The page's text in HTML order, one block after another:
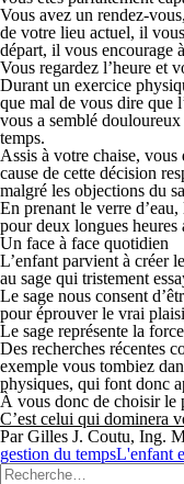
Vous avez un rendez-
de votre lieu actuel, il
départ, il vous encourage
Vous regardez l’heure et
Durant un exercice
que mal de vous dire que
vous a semblé
temps.
Assis à votre chaise, vous
cause de cette décision
malgré les objections du
En prenant le verre
pour deux longues heures
Un face à face quotidien
L’enfant parvient à créer
au sage qui tristement
Le sage nous consent
pour éprouver le vrai
Le sage représente la
Des recherches récentes
exemple vous tombiez
physiques, qui font donc
À vous donc de choisir le
C’est celui qui dominera
Par Gilles J. Coutu, Ing.
gestion du tempsL'enfant